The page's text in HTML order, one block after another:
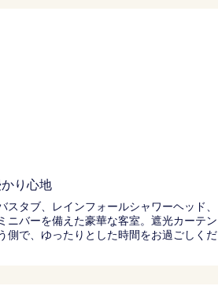
り心地
スタブ、レインフォールシャワーヘッド、
ニバーを備えた豪華な客室。遮光カーテン
側で、ゆったりとした時間をお過ごしくだ